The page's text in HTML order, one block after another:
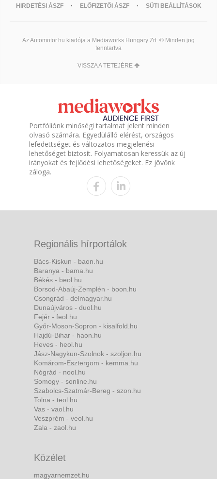
HIRDETÉSI ÁSZF
ELŐFIZETŐI ÁSZF SÜTI BEÁLLÍTÁSOK
Az Automotor.hu kiadója a Mediaworks Hungary Zrt. © Minden jog
fenntartva
VISSZA A TETEJÉRE
Portfóliónk minőségi tartalmat jelent minden
olvasó számára. Egyedülálló elérést, országos
lefedettséget és változatos megjelenési
lehetőséget biztosít. Folyamatosan keressük az új
irányokat és fejlődési lehetőségeket. Ez jövőnk
záloga.
Regionális hírportálok
Bács-Kiskun - baon.hu
Baranya - bama.hu
Békés - beol.hu
Borsod-Abaúj-Zemplén - boon.hu
Csongrád - delmagyar.hu
Dunaújváros - duol.hu
Fejér - feol.hu
Győr-Moson-Sopron - kisalfold.hu
Hajdú-Bihar - haon.hu
Heves - heol.hu
Jász-Nagykun-Szolnok - szoljon.hu
Komárom-Esztergom - kemma.hu
Nógrád - nool.hu
Somogy - sonline.hu
Szabolcs-Szatmár-Bereg - szon.hu
Tolna - teol.hu
Vas - vaol.hu
Veszprém - veol.hu
Zala - zaol.hu
Közélet
magyarnemzet.hu